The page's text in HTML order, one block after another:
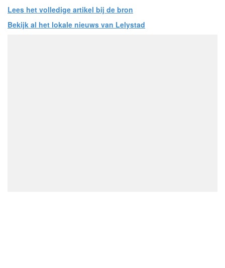
Lees het volledige artikel bij de bron
Bekijk al het lokale nieuws van Lelystad